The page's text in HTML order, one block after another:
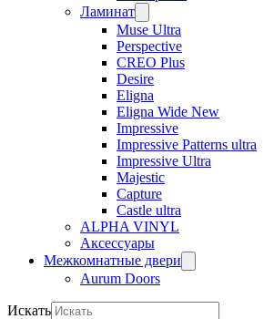
Ламинат
Muse Ultra
Perspective
CREO Plus
Desire
Eligna
Eligna Wide New
Impressive
Impressive Patterns ultra
Impressive Ultra
Majestic
Capture
Castle ultra
ALPHA VINYL
Аксессуары
Межкомнатные двери
Aurum Doors
Искать